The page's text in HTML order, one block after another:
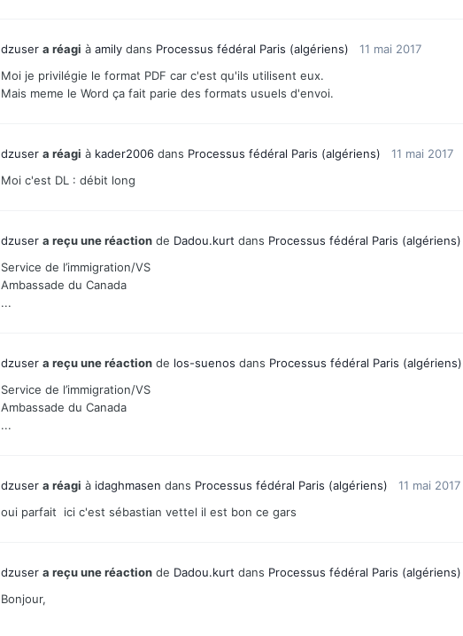
dzuser a réagi à amily dans Processus fédéral Paris (algériens)
11 mai 2017
Moi je privilégie le format PDF car c'est qu'ils utilisent eux.
Mais meme le Word ça fait parie des formats usuels d'envoi.
dzuser a réagi à kader2006 dans Processus fédéral Paris (algériens)
11 mai 2017
Moi c'est DL : débit long
dzuser a reçu une réaction de Dadou.kurt dans Processus fédéral Paris (algériens)
Service de l’immigration/VS
Ambassade du Canada
...
dzuser a reçu une réaction de los-suenos dans Processus fédéral Paris (algériens)
Service de l’immigration/VS
Ambassade du Canada
...
dzuser a réagi à idaghmasen dans Processus fédéral Paris (algériens)
11 mai 2017
oui parfait ici c'est sébastian vettel il est bon ce gars
dzuser a reçu une réaction de Dadou.kurt dans Processus fédéral Paris (algériens)
Bonjour,